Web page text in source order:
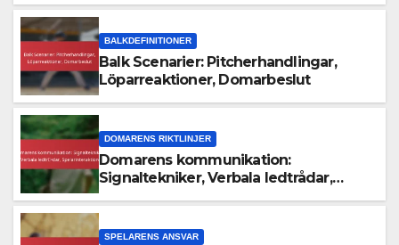
BALKDEFINITIONER
Balk Scenarier: Pitcherhandlingar,
Löparreaktioner, Domarbeslut
DOMARENS RIKTLINJER
Domarens kommunikation:
Signaltekniker, Verbala ledtrådar,
SPELARENS ANSVAR